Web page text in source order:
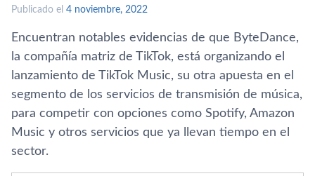
Publicado el 4 noviembre, 2022
Encuentran notables evidencias de que ByteDance,
la compañía matriz de TikTok, está organizando el
lanzamiento de TikTok Music, su otra apuesta en el
segmento de los servicios de transmisión de música,
para competir con opciones como Spotify, Amazon
Music y otros servicios que ya llevan tiempo en el
sector.